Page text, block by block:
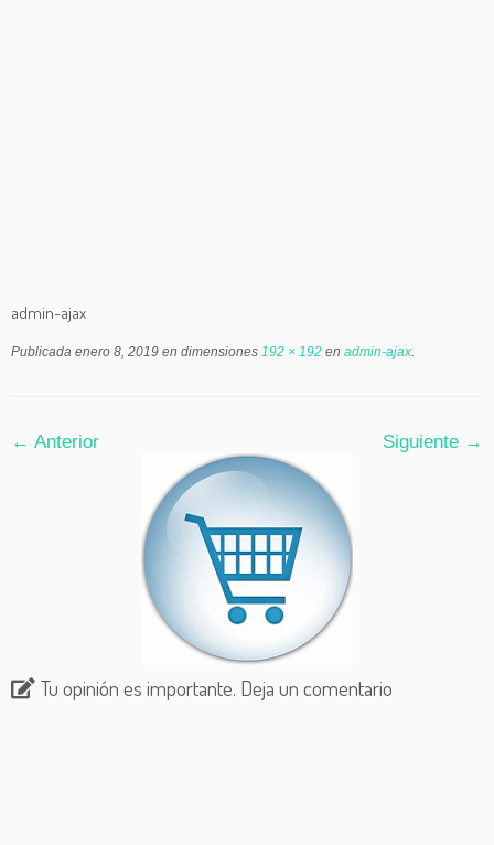
admin-ajax
Publicada enero 8, 2019 en dimensiones 192 × 192 en admin-ajax.
← Anterior Siguiente →
Tu opinión es importante. Deja un comentario